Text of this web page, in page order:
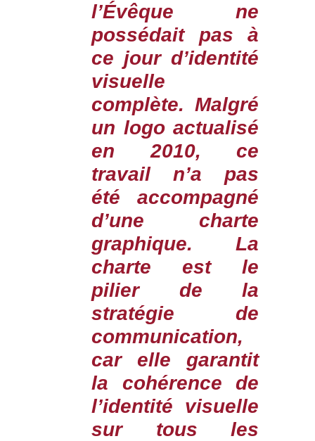
l’Évêque ne
possédait pas à
ce jour d’identité
visuelle
complète. Malgré
un logo actualisé
en 2010, ce
travail n’a pas
été accompagné
d’une charte
graphique. La
charte est le
pilier de la
stratégie de
communication,
car elle garantit
la cohérence de
l’identité visuelle
sur tous les